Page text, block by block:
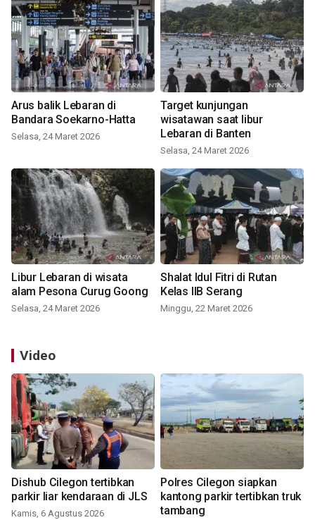
Arus balik Lebaran di
Bandara Soekarno-Hatta
Selasa, 24 Maret 2026
Target kunjungan
wisatawan saat libur
Lebaran di Banten
Selasa, 24 Maret 2026
Libur Lebaran di wisata
alam Pesona Curug Goong
Selasa, 24 Maret 2026
Shalat Idul Fitri di Rutan
Kelas IIB Serang
Minggu, 22 Maret 2026
Video
Dishub Cilegon tertibkan
parkir liar kendaraan di JLS
Kamis, 6 Agustus 2026
Polres Cilegon siapkan
kantong parkir tertibkan truk
tambang